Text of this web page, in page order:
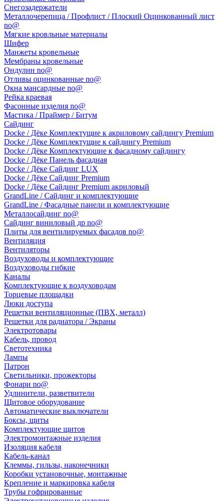
Снегозадержатели
Металлочерепица / Профлист / Плоский Оцинкованный лист
no@
Мягкие кровльные материалы
Шифер
Манжеты кровельные
Мембраны кровельные
Ондулин no@
Отливы оцинкованные no@
Окна мансардные no@
Рейка краевая
Фасонные изделия no@
Мастика / Праймер / Битум
Сайдинг
Docke / Дёке Комплектущие к акриловому сайдингу Premium
Docke / Дёке Комплектущие к сайдингу Premium
Docke / Дёке Комплектующие к фасадному сайдингу
Docke / Дёке Панель фасадная
Docke / Дёке Сайдинг LUX
Docke / Дёке Сайдинг Premium
Docke / Дёке Сайдинг Premium акриловый
GrandLine / Сайдинг и комплектующие
GrandLine / Фасадные панели и комплектующие
Металлосайдинг no@
Сайдинг виниловый др no@
Плиты для вентилируемых фасадов no@
Вентиляция
Вентиляторы
Воздуховоды и комплектующие
Воздуховоды гибкие
Каналы
Комплектующие к воздуховодам
Торцевые площадки
Люки доступа
Решетки вентиляционные (ПВХ, металл)
Решетки для радиатора / Экраны
Электротовары
Кабель, провод
Светотехника
Лампы
Патрон
Светильники, прожекторы
Фонари no@
Удлинители, разветвители
Щитовое оборудование
Автоматические выключатели
Боксы, щиты
Комплектующие щитов
Электромонтажные изделия
Изоляция кабеля
Кабель-канал
Клеммы, гильзы, наконечники
Коробки установочные, монтажные
Крепление и маркировка кабеля
Трубы гофрированные